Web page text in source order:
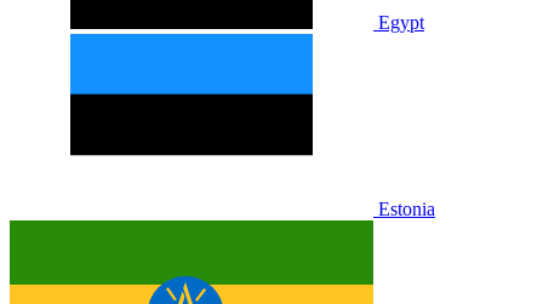
Egypt
Estonia